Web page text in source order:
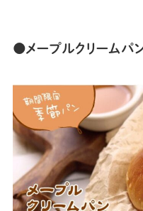
●メープルクリームパ